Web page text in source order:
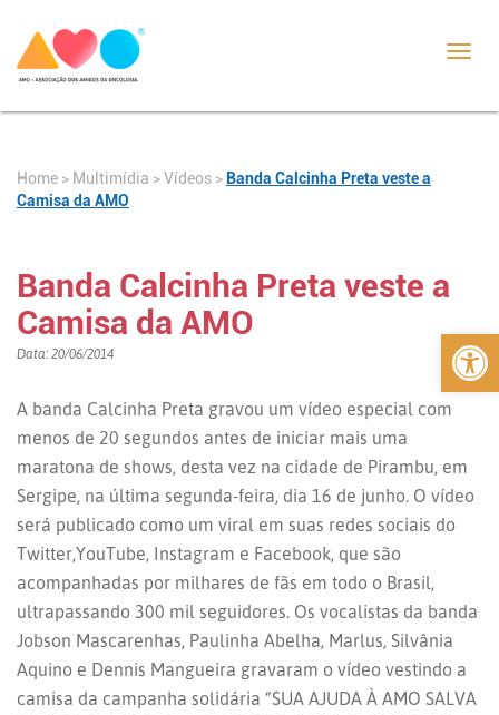
Abrir
Home > Multimídia >Vídeos > Banda Calcinha Preta veste a
Camisa da AMO
Banda Calcinha Preta veste a
Camisa da AMO
Data: 20/06/2014
A banda Calcinha Preta gravou um vídeo especial com
menos de 20 segundos antes de iniciar mais uma
maratona de shows, desta vez na cidade de Pirambu, em
Sergipe, na última segunda-feira, dia 16 de junho. O vídeo
será publicado como um viral em suas redes sociais do
Twitter,YouTube, Instagram e Facebook, que são
acompanhadas por milhares de fãs em todo o Brasil,
ultrapassando 300 mil seguidores. Os vocalistas da banda
Jobson Mascarenhas, Paulinha Abelha, Marlus, Silvânia
Aquino e Dennis Mangueira gravaram o vídeo vestindo a
camisa da campanha solidária “SUA AJUDA À AMO SALVA